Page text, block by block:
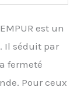
est un
Il séduit par
fermeté
Pour ceux